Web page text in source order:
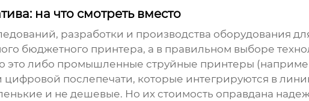
на что смотреть вместо
разработки и производства оборудования
бюджетного принтера, а в правильном выборе
это либо промышленные струйные принтеры
цифровой послепечати, которые интегрируются в
и не дешевые. Но их стоимость оправдана